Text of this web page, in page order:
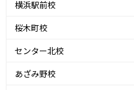
横浜駅前校
桜木町校
センター北校
あざみ野校